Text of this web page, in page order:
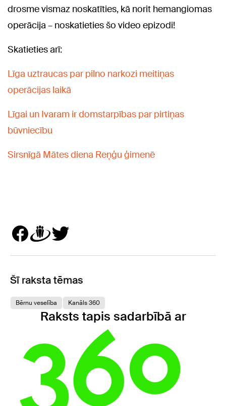
drosme vismaz noskatīties, kā norit hemangiomas
operācija – noskatieties šo video epizodi!
Skatieties arī:
Līga uztraucas par pilno narkozi meitiņas
operācijas laikā
Līgai un Ivaram ir domstarpības par pirtiņas
būvniecību
Sirsnīgā Mātes diena Reņģu ģimenē
Šī raksta tēmas
Bērnu veselība Kanāls 360
Raksts tapis sadarbībā ar